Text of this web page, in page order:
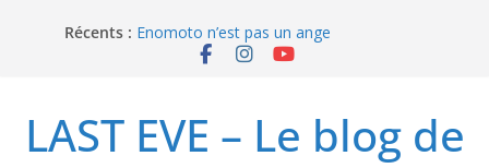
Récents : Enomoto n’est pas un ange
QUEEN BEE enflamme le Bataclan
I’m not in love de Zeniko Sumiya
LAST EVE – Le blog de